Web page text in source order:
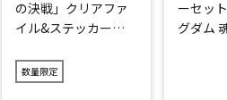
の決戦」クリアファ
イル&ステッカーセ
数量限定
ーセッ
グダム